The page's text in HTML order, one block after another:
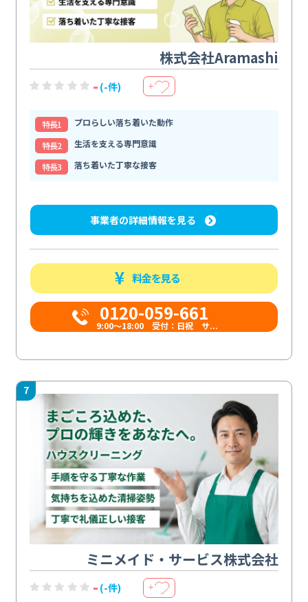
株式会社Aramashi
- (-件) ＋
特⻑1
プロらしい落ち着いた動作
特⻑2
生活を支える専門意識
特⻑3
落ち着いた丁寧な接客
事業者の詳細情報を見る
料金を見る
0120-059-661
9:00〜18:00 受付：日祝 サ...
7
ミニメイド・サービス株式会社
- (-件) ＋